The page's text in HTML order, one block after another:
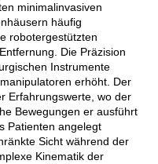
minimalinvasiven
häufig
robotergestützten
Die Präzision
Instrumente
erhöht. Der
Erfahrungswerte, wo der
Bewegungen er ausführt
Patienten angelegt
Sicht während der
Kinematik der